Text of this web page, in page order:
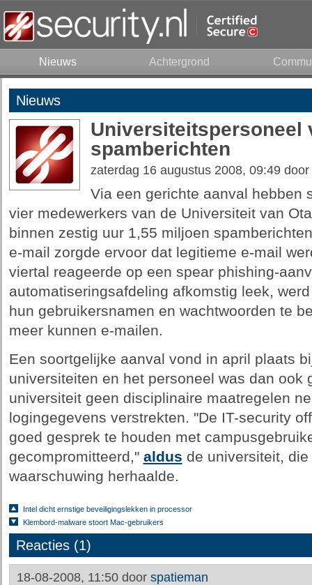
Nieuws Achtergrond
Nieuws
Universiteitspersoneel
spamberichten
zaterdag 16 augustus 2008, 09:49 door
Via een gerichte aanval hebben
vier medewerkers van de Universiteit van
binnen zestig uur 1,55 miljoen
e-mail zorgde ervoor dat legitieme e-mail
viertal reageerde op een spear phishing-
automatiseringsafdeling afkomstig leek,
hun gebruikersnamen en wachtwoorden te
meer kunnen e-mailen.
Een soortgelijke aanval vond in april plaats
universiteiten en het personeel was dan ook
universiteit geen disciplinaire maatregelen
logingegevens verstrekten. "De IT-security
goed gesprek te houden met
gecompromitteerd," aldus de universiteit,
waarschuwing herhaalde.
Intel dicht ernstige beveiligingslekken in processor
Klembord-malware stoort Mac-gebruikers
Reacties (1)
18-08-2008, 11:50 door spatieman